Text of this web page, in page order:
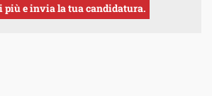
più e invia la tua candidatura.